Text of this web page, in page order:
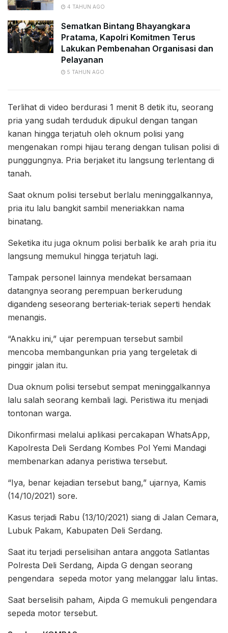
4 TAHUN AGO
Sematkan Bintang Bhayangkara
Pratama, Kapolri Komitmen Terus
Lakukan Pembenahan Organisasi dan
Pelayanan
5 TAHUN AGO
Terlihat di video berdurasi 1 menit 8 detik itu, seorang
pria yang sudah terduduk dipukul dengan tangan
kanan hingga terjatuh oleh oknum polisi yang
mengenakan rompi hijau terang dengan tulisan polisi di
punggungnya. Pria berjaket itu langsung terlentang di
tanah.
Saat oknum polisi tersebut berlalu meninggalkannya,
pria itu lalu bangkit sambil meneriakkan nama
binatang.
Seketika itu juga oknum polisi berbalik ke arah pria itu
langsung memukul hingga terjatuh lagi.
Tampak personel lainnya mendekat bersamaan
datangnya seorang perempuan berkerudung
digandeng seseorang berteriak-teriak seperti hendak
menangis.
“Anakku ini,” ujar perempuan tersebut sambil
mencoba membangunkan pria yang tergeletak di
pinggir jalan itu.
Dua oknum polisi tersebut sempat meninggalkannya
lalu salah seorang kembali lagi. Peristiwa itu menjadi
tontonan warga.
Dikonfirmasi melalui aplikasi percakapan WhatsApp,
Kapolresta Deli Serdang Kombes Pol Yemi Mandagi
membenarkan adanya peristiwa tersebut.
“Iya, benar kejadian tersebut bang,” ujarnya, Kamis
(14/10/2021) sore.
Kasus terjadi Rabu (13/10/2021) siang di Jalan Cemara,
Lubuk Pakam, Kabupaten Deli Serdang.
Saat itu terjadi perselisihan antara anggota Satlantas
Polresta Deli Serdang, Aipda G dengan seorang
pengendara sepeda motor yang melanggar lalu lintas.
Saat berselisih paham, Aipda G memukuli pengendara
sepeda motor tersebut.